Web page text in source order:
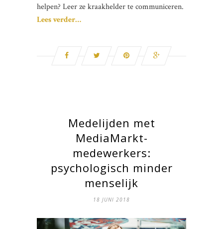
helpen? Leer ze kraakhelder te communiceren.
Lees verder…
Medelijden met
MediaMarkt-
medewerkers:
psychologisch minder
menselijk
18 JUNI 2018